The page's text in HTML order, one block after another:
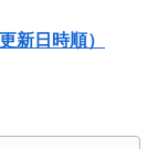
新日時順）